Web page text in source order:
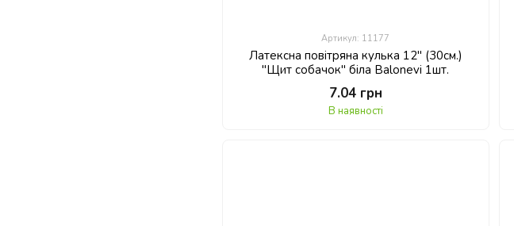
Артикул: 11177
Латексна повітряна кулька 12" (30см.)
"Щит собачок" біла Balonevi 1шт.
7.04 грн
В наявності